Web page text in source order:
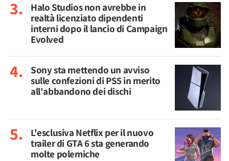
Halo Studios non avrebbe in
realtà licenziato dipendenti
interni dopo il lancio di Campaign
Evolved
Sony sta mettendo un avviso
sulle confezioni di PS5 in merito
all'abbandono dei dischi
L'esclusiva Netflix per il nuovo
trailer di GTA 6 sta generando
molte polemiche